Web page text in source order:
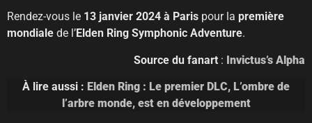
Rendez-vous le 13 janvier 2024 à Paris pour la première
mondiale de l’Elden Ring Symphonic Adventure.
Source du fanart : Invictus’s Alpha
À lire aussi : Elden Ring : Le premier DLC, L’ombre de
l’arbre monde, est en développement